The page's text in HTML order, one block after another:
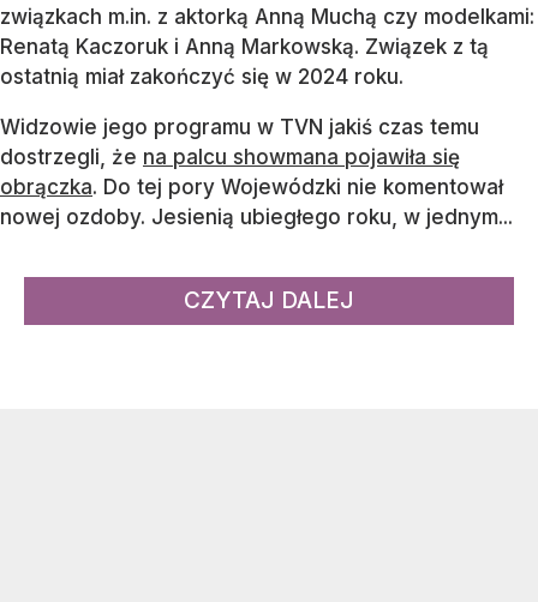
związkach m.in. z aktorką Anną Muchą czy modelkami:
Renatą Kaczoruk i Anną Markowską. Związek z tą
ostatnią miał zakończyć się w 2024 roku.
Widzowie jego programu w TVN jakiś czas temu
dostrzegli, że na palcu showmana pojawiła się
obrączka. Do tej pory Wojewódzki nie komentował
nowej ozdoby. Jesienią ubiegłego roku, w jednym...
CZYTAJ DALEJ